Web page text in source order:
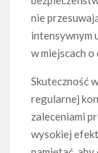
nie
intensywnym
w miejscach
Skuteczność
regularnej
zaleceniami
wysokiej